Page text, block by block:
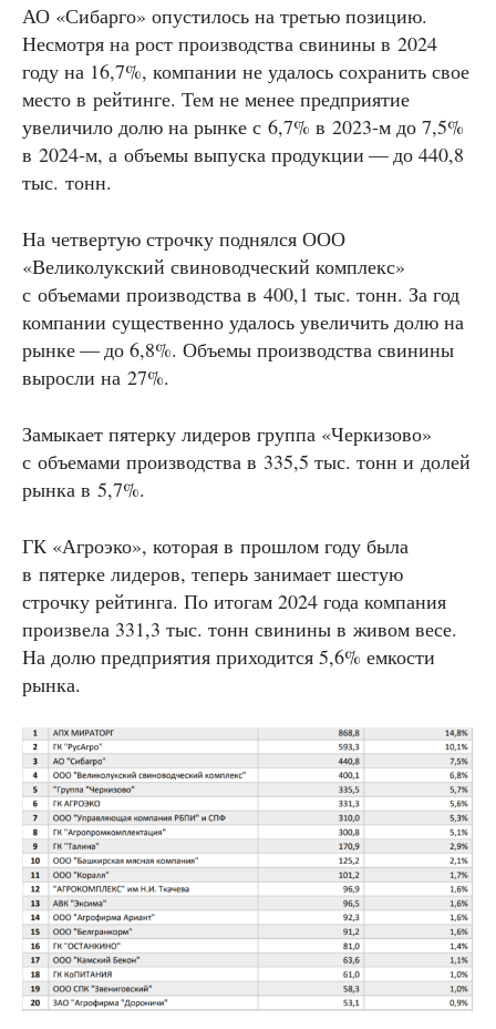
АО «Сибарго» опустилось на третью позицию.
Несмотря на рост производства свинины в 2024
году на 16,7%, компании не удалось сохранить свое
место в рейтинге. Тем не менее предприятие
увеличило долю на рынке с 6,7% в 2023‑м до 7,5%
в 2024‑м, а объемы выпуска продукции — до 440,8
тыс. тонн.
На четвертую строчку поднялся ООО
«Великолукский свиноводческий комплекс»
с объемами производства в 400,1 тыс. тонн. За год
компании существенно удалось увеличить долю на
рынке — до 6,8%. Объемы производства свинины
выросли на 27%.
Замыкает пятерку лидеров группа «Черкизово»
с объемами производства в 335,5 тыс. тонн и долей
рынка в 5,7%.
ГК «Агроэко», которая в прошлом году была
в пятерке лидеров, теперь занимает шестую
строчку рейтинга. По итогам 2024 года компания
произвела 331,3 тыс. тонн свинины в живом весе.
На долю предприятия приходится 5,6% емкости
рынка.